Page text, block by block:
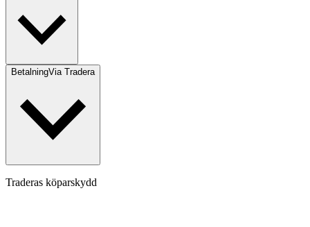
BetalningVia Tradera
Traderas köparskydd